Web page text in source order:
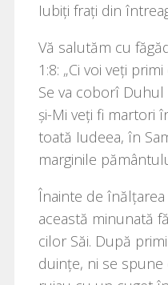
Iubiţi fra­ţi din
Vă salu­tăm cu
1:8: „Ci voi veţi
Se va cobo­rî Duhul
şi-Mi veţi fi mar­tori
toa­tă Iudeea, în
mar­gi­ni­le
Înainte de înă­lţa­rea
aceas­tă minu­na­tă
ci­lor Săi. După
du­inţe, ni se